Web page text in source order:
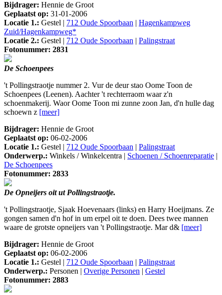
Bijdrager: Hennie de Groot
Geplaatst op: 31-01-2006
Locatie 1.: Gestel | 712 Oude Spoorbaan | Hagenkampweg
Zuid/Hagenkampweg*
Locatie 2.: Gestel | 712 Oude Spoorbaan | Palingstraat
Fotonummer: 2831
De Schoenpees
't Pollingstraotje nummer 2. Vur de deur stao Oome Toon de
Schoenpees (Leenen). Aachter 't rechterraom waar z'n
schoenmakerij. Waor Oome Toon mi zunne zoon Jan, d'n hulle dag
schoewn z [meer]
Bijdrager: Hennie de Groot
Geplaatst op: 06-02-2006
Locatie 1.: Gestel | 712 Oude Spoorbaan | Palingstraat
Onderwerp.: Winkels / Winkelcentra | Schoenen / Schoenreparatie |
De Schoenpees
Fotonummer: 2833
De Opneijers oit ut Pollingstraotje.
't Pollingstraotje, Sjaak Hoevenaars (links) en Harry Hoeijmans. Ze
gongen samen d'n hof in um erpel oit te doen. Dees twee mannen
waare de grotste opneijers van 't Pollingstraotje. Mar d& [meer]
Bijdrager: Hennie de Groot
Geplaatst op: 06-02-2006
Locatie 1.: Gestel | 712 Oude Spoorbaan | Palingstraat
Onderwerp.: Personen | Overige Personen | Gestel
Fotonummer: 2883